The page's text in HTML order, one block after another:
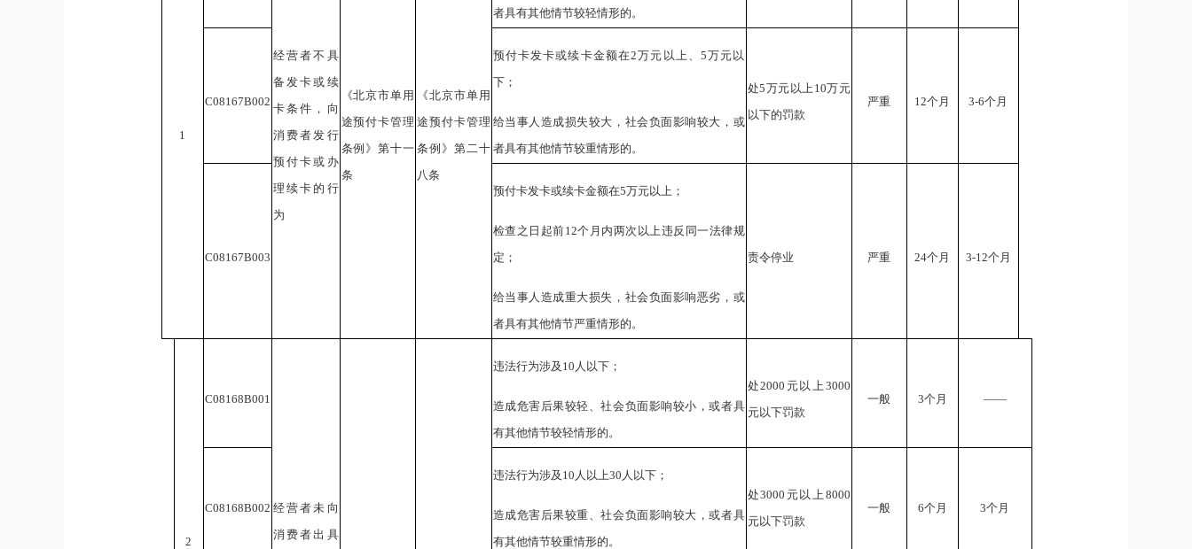
1
经营者不具
备发卡或续
卡条件，向
消费者发行
预付卡或办
理续卡的行
为
《北京市单用
途预付卡管理
条例》第十一
条
《北京市单用
途预付卡管理
条例》第二十
八条
者具有其他情节较轻情形的。
C08167B002
预付卡发卡或续卡金额在2万元以上、5万元以
下；
给当事人造成损失较大，社会负面影响较大，或
者具有其他情节较重情形的。
处5万元以上10万元
以下的罚款
严重 12个月 3-6个月
C08167B003
预付卡发卡或续卡金额在5万元以上；
检查之日起前12个月内两次以上违反同一法律规
定；
给当事人造成重大损失，社会负面影响恶劣，或
者具有其他情节严重情形的。
责令停业 严重 24个月 3-12个月
2
C08168B001
经营者未向
消费者出具
违法行为涉及10人以下；
造成危害后果较轻、社会负面影响较小，或者具
有其他情节较轻情形的。
处2000元以上3000
元以下罚款
一般 3个月 ——
C08168B002
违法行为涉及10人以上30人以下；
造成危害后果较重、社会负面影响较大，或者具
有其他情节较重情形的。
处3000元以上8000
元以下罚款
一般 6个月 3个月